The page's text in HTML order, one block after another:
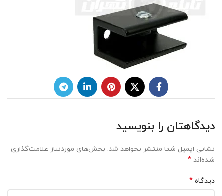
دیدگاهتان را بنویسید
نشانی ایمیل شما منتشر نخواهد شد. بخش‌های موردنیاز علامت‌گذاری
شده‌اند *
دیدگاه *